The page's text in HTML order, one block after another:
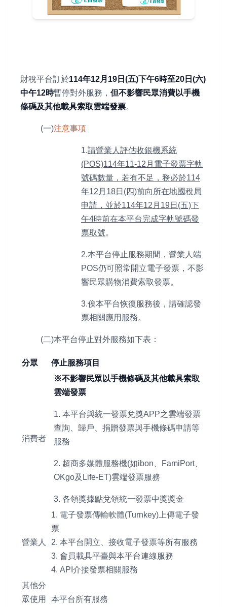
財稅平台訂於114年12月19日(五)下午6時至20日(六)
中午12時暫停對外服務， 但不影響民眾消費以手機
條碼及其他載具索取雲端發票。
(一)注意事項
1.請營業人評估收銀機系統
(POS)114年11-12月電子發票字軌
號碼數量，若有不足，務必於114
年12月18日(四)前向所在地國稅局
申請，並於114年12月19日(五)下
午4時前在本平台完成字軌號碼發
票取號。
2.本平台停止服務期間，營業人端
POS仍可照常開立電子發票，不影
響民眾購物消費索取發票。
3.俟本平台恢復服務後，請確認發
票相關應用服務。
(二)本平台停止對外服務如下表：
分眾 停止服務項目
消費者
※不影響民眾以手機條碼及其他載具索取
雲端發票
1. 本平台與統一發票兌獎APP之雲端發票
查詢、歸戶、捐贈發票與手機條碼申請等
服務
2. 超商多媒體服務機(如ibon、FamiPort、
OKgo及Life-ET)雲端發票服務
3. 各領獎據點兌領統一發票中獎獎金
營業人
1. 電子發票傳輸軟體(Turnkey)上傳電子發
票
2. 本平台開立、接收電子發票等所有服務
3. 會員載具平臺與本平台連線服務
4. API介接發票相關服務
其他分
眾使用
本平台所有服務